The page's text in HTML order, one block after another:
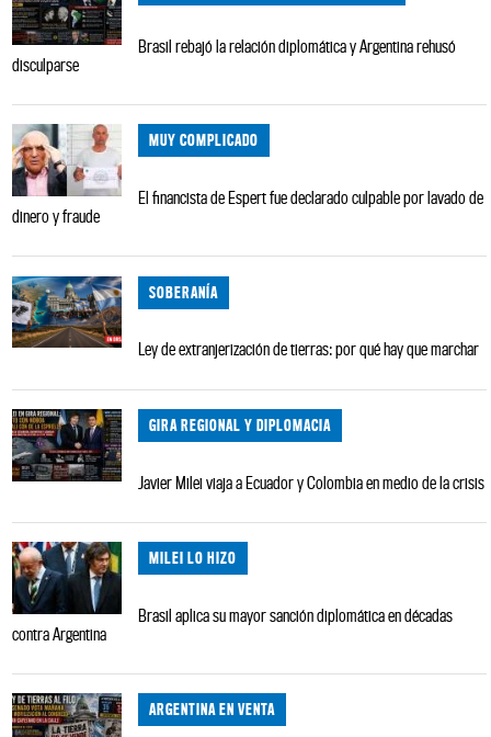
Brasil rebajó la relación diplomática y Argentina rehusó
disculparse
MUY COMPLICADO
El financista de Espert fue declarado culpable por lavado de
dinero y fraude
SOBERANÍA
Ley de extranjerización de tierras: por qué hay que marchar
GIRA REGIONAL Y DIPLOMACIA
Javier Milei viaja a Ecuador y Colombia en medio de la crisis
MILEI LO HIZO
Brasil aplica su mayor sanción diplomática en décadas
contra Argentina
ARGENTINA EN VENTA